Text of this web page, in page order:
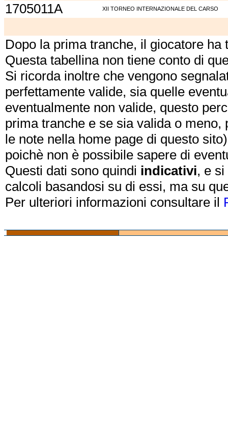
1705011A XII TORNEO INTERNAZIONALE DEL CARSO
Dopo la prima tranche, il giocatore
Questa tabellina non tiene conto di
Si ricorda inoltre che vengono
perfettamente valide, sia quelle
eventualmente non valide, questo
prima tranche e se sia valida o
le note nella home page di questo
poichè non è possibile sapere di
Questi dati sono quindi indicativi, e
calcoli basandosi su di essi, ma su
Per ulteriori informazioni consultare il